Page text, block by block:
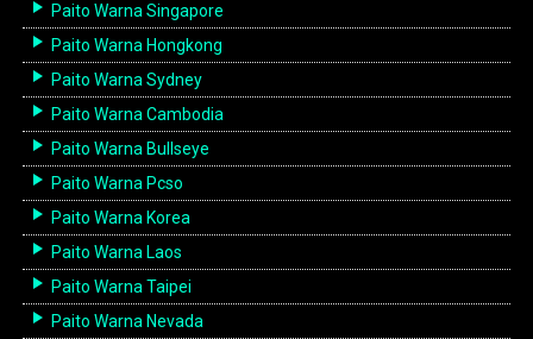
Paito Warna Singapore
Paito Warna Hongkong
Paito Warna Sydney
Paito Warna Cambodia
Paito Warna Bullseye
Paito Warna Pcso
Paito Warna Korea
Paito Warna Laos
Paito Warna Taipei
Paito Warna Nevada